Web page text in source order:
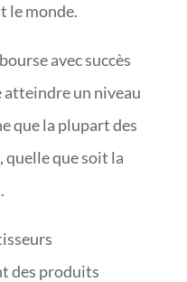
le monde.
avec succès
atteindre un niveau
que la plupart des
quelle que soit la
des produits